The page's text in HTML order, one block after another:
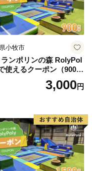
街」というイメージ
も近く、交通網も充
にお越しください。
小牧市
ランポリンの森 RolyPol
使えるクーポン（900
3,000円